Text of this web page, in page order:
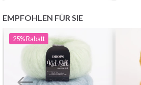
EMPFOHLEN FÜR SIE
25%Rabatt